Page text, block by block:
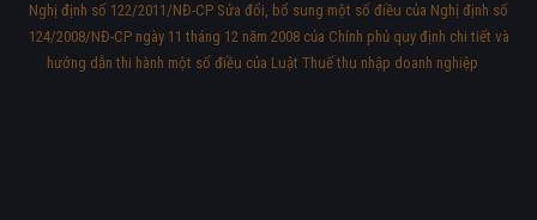
Nghị định số 122/2011/NĐ-CP Sửa đổi, bổ sung một số điều của Nghị định số
124/2008/NĐ-CP ngày 11 tháng 12 năm 2008 của Chính phủ quy định chi tiết và
hướng dẫn thi hành một số điều của Luật Thuế thu nhập doanh nghiệp